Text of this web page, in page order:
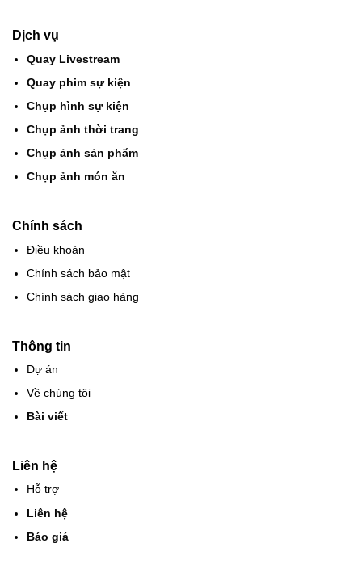
Dịch vụ
Quay Livestream
Quay phim sự kiện
Chụp hình sự kiện
Chụp ảnh thời trang
Chụp ảnh sản phẩm
Chụp ảnh món ăn
Chính sách
Điều khoản
Chính sách bảo mật
Chính sách giao hàng
Thông tin
Dự án
Về chúng tôi
Bài viết
Liên hệ
Hỗ trợ
Liên hệ
Báo giá